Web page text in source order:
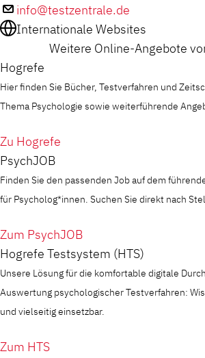
info@testzentrale.de
Internationale Websites
Weitere Online-Angebote
Hogrefe
Hier finden Sie Bücher, Testverfahren und
Thema Psychologie sowie weiterführende
Zu Hogrefe
PsychJOB
Finden Sie den passenden Job auf dem
für Psycholog*innen. Suchen Sie direkt nach
Zum PsychJOB
Hogrefe Testsystem (HTS)
Unsere Lösung für die komfortable digitale
Auswertung psychologischer Testverfahren:
und vielseitig einsetzbar.
Zum HTS